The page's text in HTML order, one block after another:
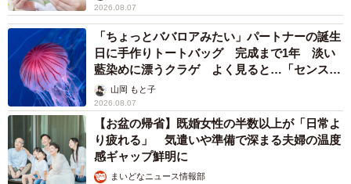
2026.08.07
「ちょっとババロアみたい」パートナーの誕生
日に手作りトートバッグ 完成まで1年 淡い
藍染めに漂うクラゲ よく見ると…「センスす
ごい」山岡 もと子
2026.08.07
【お盆の帰省】既婚女性の半数以上が「日常よ
り疲れる」 気遣いや準備で深まる夫婦の温度
感ギャップ鮮明に
まいどなニュース情報部